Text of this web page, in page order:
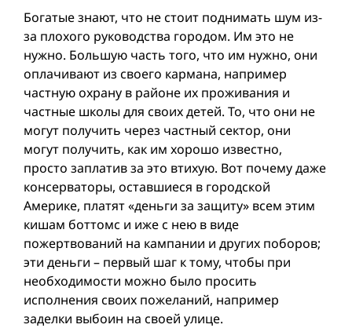
Богатые знают, что не стоит поднимать шум из-
за плохого руководства городом. Им это не
нужно. Большую часть того, что им нужно, они
оплачивают из своего кармана, например
частную охрану в районе их проживания и
частные школы для своих детей. То, что они не
могут получить через частный сектор, они
могут получить, как им хорошо известно,
просто заплатив за это втихую. Вот почему даже
консерваторы, оставшиеся в городской
Америке, платят «деньги за защиту» всем этим
кишам боттомс и иже с нею в виде
пожертвований на кампании и других поборов;
эти деньги – первый шаг к тому, чтобы при
необходимости можно было просить
исполнения своих пожеланий, например
заделки выбоин на своей улице.